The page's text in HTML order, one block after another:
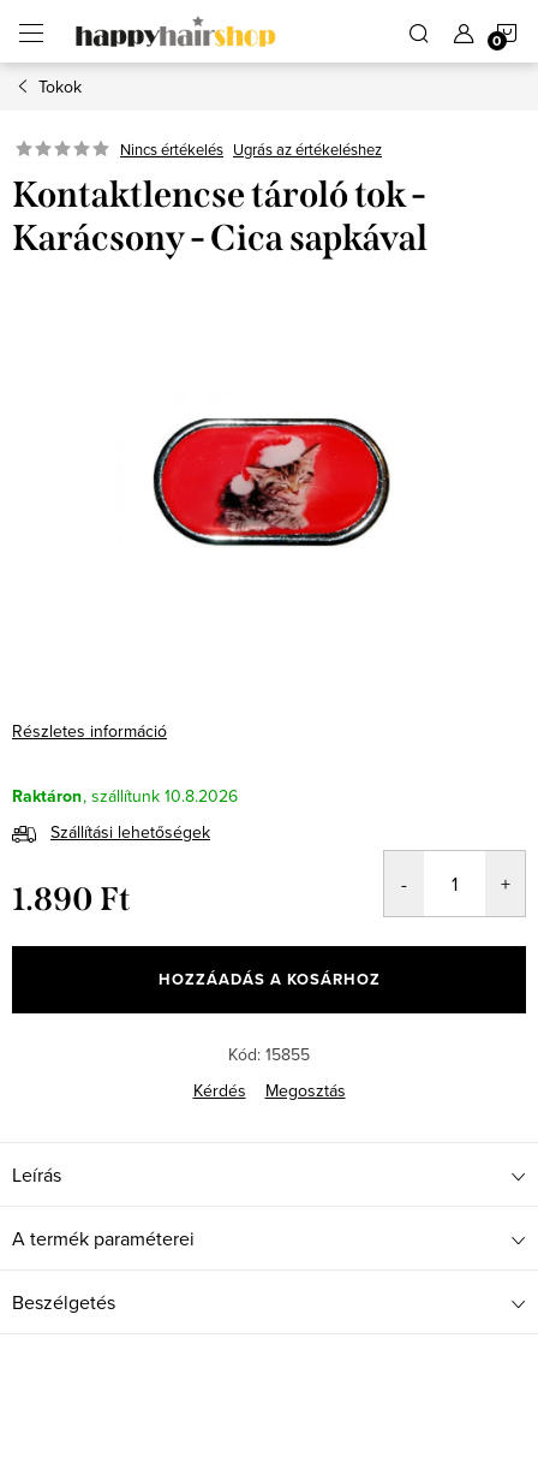
fő
tartalomhoz
Tokok
Nincs értékelés Ugrás az értékeléshez
Kontaktlencse tároló tok -
Karácsony - Cica sapkával
Részletes információ
Raktáron
10.8.2026
Szállítási lehetőségek
1.890 Ft
HOZZÁADÁS A KOSÁRHOZ
Kód: 15855
Kérdés
Megosztás
Leírás
A termék paraméterei
Beszélgetés